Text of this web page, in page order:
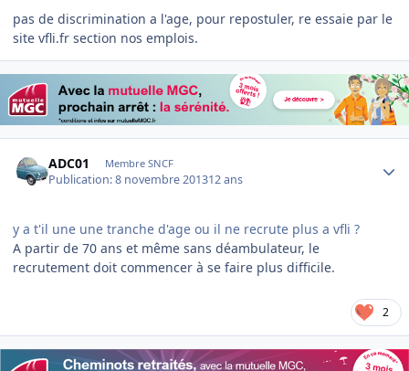
pas de discrimination a l'age, pour repostuler, re essaie par le
site vfli.fr section nos emplois.
ADC01 Membre SNCF
Publication:8 novembre 201312 ans
y a t'il une une tranche d'age ou il ne recrute plus a vfli ?
A partir de 70 ans et même sans déambulateur, le
recrutement doit commencer à se faire plus difficile.
2